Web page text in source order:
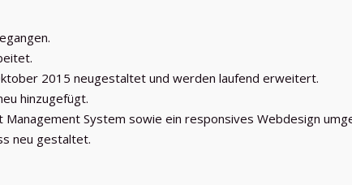
2015 neugestaltet und werden laufend erweitert.
hinzugefügt.
System sowie ein responsives Webdesign
neu gestaltet.